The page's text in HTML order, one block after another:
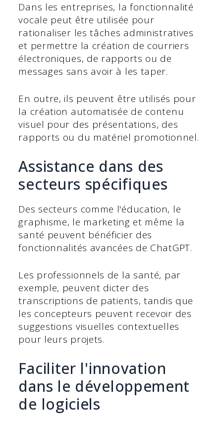
Dans les entreprises, la fonctionnalité
vocale peut être utilisée pour
rationaliser les tâches administratives
et permettre la création de courriers
électroniques, de rapports ou de
messages sans avoir à les taper.
En outre, ils peuvent être utilisés pour
la création automatisée de contenu
visuel pour des présentations, des
rapports ou du matériel promotionnel.
Assistance dans des
secteurs spécifiques
Des secteurs comme l'éducation, le
graphisme, le marketing et même la
santé peuvent bénéficier des
fonctionnalités avancées de ChatGPT.
Les professionnels de la santé, par
exemple, peuvent dicter des
transcriptions de patients, tandis que
les concepteurs peuvent recevoir des
suggestions visuelles contextuelles
pour leurs projets.
Faciliter l'innovation
dans le développement
de logiciels